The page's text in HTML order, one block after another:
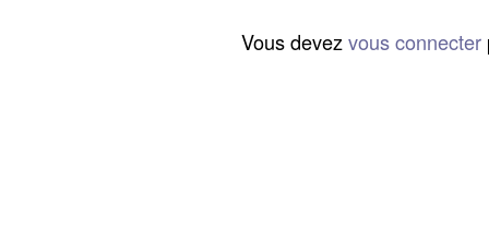
Vous devez vous connecter